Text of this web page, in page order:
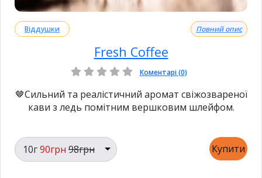
Віддушки Повний опис
Fresh Coffee
Коментарі (0)
🤎Сильний та реалістичний аромат свіжозвареної
кави з ледь помітним вершковим шлейфом.
10г90грн 98грн Купити